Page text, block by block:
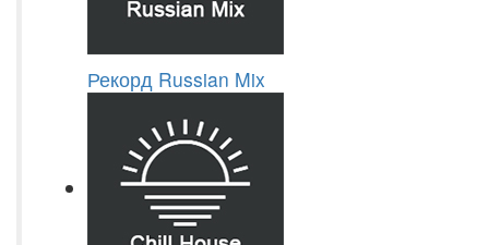
Рекорд Russian Mix